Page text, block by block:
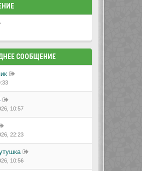
СООБЩЕНИЕ
10:57
22:23
10:56